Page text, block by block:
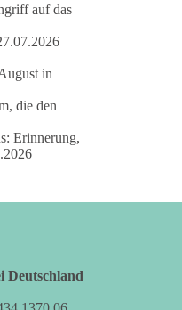
ansehen
des
100
auf das
in
die den
Erinnerung,
Deutschland